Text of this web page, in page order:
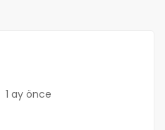
1 ay önce